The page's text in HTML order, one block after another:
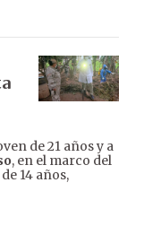
de 21 años y a
, en el marco del
de 14 años,